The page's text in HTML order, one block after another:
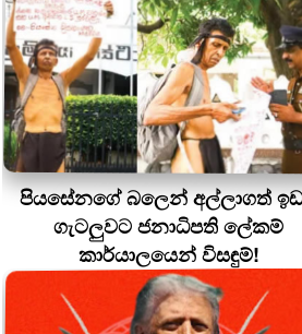
පියසේනගේ බලෙන් අල්ලාගත්
ගැටලුවට ජනාධිපති ලේකම්
කාර්යාලයෙන් විසඳුම්!